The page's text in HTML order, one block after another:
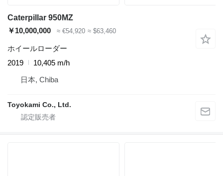
Caterpillar 950MZ
￥10,000,000
≈ €54,920 ≈ $63,460
ホイールローダー
2019
10,405 m/h
日本, Chiba
Toyokami Co., Ltd.